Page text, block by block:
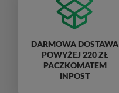
DARMOWA DOSTAWA
POWYŻEJ 220 ZŁ
PACZKOMATEM
INPOST